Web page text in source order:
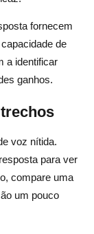
fornecem
de
a identificar
ganhos.
voz nítida.
para ver
compare uma
um pouco